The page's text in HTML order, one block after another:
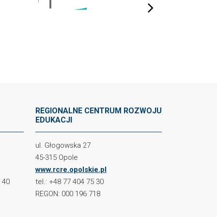
next
40
REGIONALNE CENTRUM ROZWOJU
EDUKACJI
ul. Głogowska 27
45-315 Opole
www.rcre.opolskie.pl
tel.: +48 77 404 75 30
REGON: 000 196 718